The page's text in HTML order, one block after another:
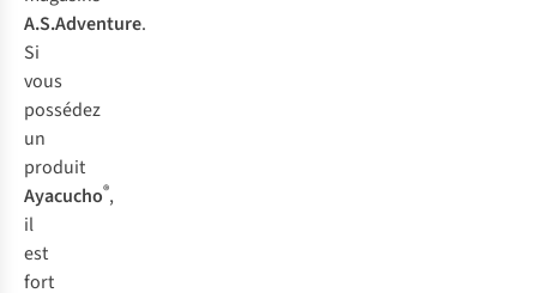
A.S.Adventure.
Si
vous
possédez
un
produit
Ayacucho®,
il
est
fort